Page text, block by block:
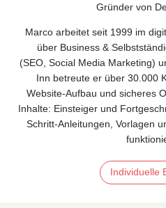
Gründer von
Marco arbeitet seit 1999 im
über Business &
(SEO, Social Media Marketing)
Inn betreute er über 30.000
Website‑Aufbau und sicheres
Inhalte: Einsteiger und
Schritt-Anleitungen, Vorlagen
Individuelle